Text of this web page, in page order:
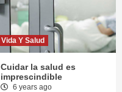
Vida Y Salud
Cuidar la salud es
imprescindible
6 years ago